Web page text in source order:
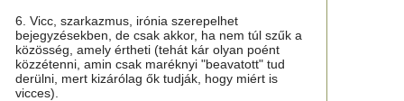
6. Vicc, szarkazmus, irónia szerepelhet
bejegyzésekben, de csak akkor, ha nem túl szűk a
közösség, amely értheti (tehát kár olyan poént
közzétenni, amin csak maréknyi "beavatott" tud
derülni, mert kizárólag ők tudják, hogy miért is
vicces).